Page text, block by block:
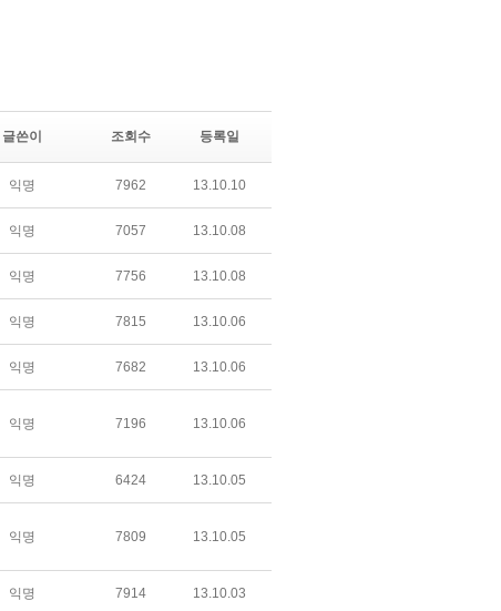
글쓴이 조회수 등록일
익명 7962 13.10.10
익명 7057 13.10.08
익명 7756 13.10.08
익명 7815 13.10.06
익명 7682 13.10.06
익명 7196 13.10.06
익명 6424 13.10.05
익명 7809 13.10.05
익명 7914 13.10.03